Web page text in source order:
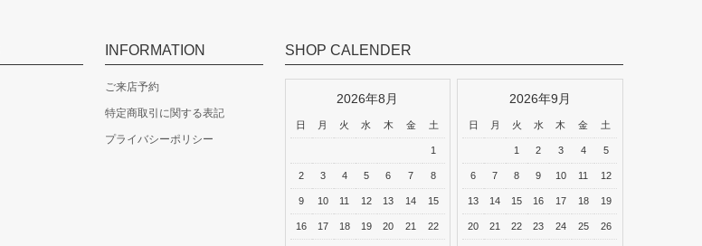
INFORMATION
ご来店予約
特定商取引に関する表記
プライバシーポリシー
SHOP CALENDER
2026年8月
日 月 火 水 木 金 土
1
2 3 4 5 6 7 8
9 10 11 12 13 14 15
16 17 18 19 20 21 22
2026年9月
日 月 火 水 木 金 土
1 2 3 4 5
6 7 8 9 10 11 12
13 14 15 16 17 18 19
20 21 22 23 24 25 26